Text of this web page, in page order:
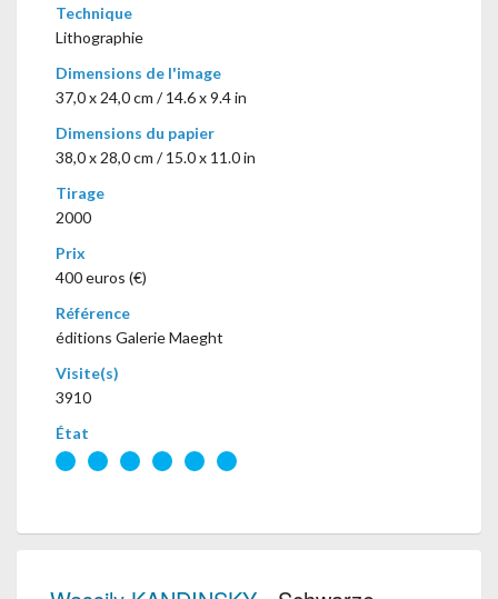
Technique
Lithographie
Dimensions de l'image
37,0 x 24,0 cm / 14.6 x 9.4 in
Dimensions du papier
38,0 x 28,0 cm / 15.0 x 11.0 in
Tirage
2000
Prix
400 euros (€)
Référence
éditions Galerie Maeght
Visite(s)
3910
État